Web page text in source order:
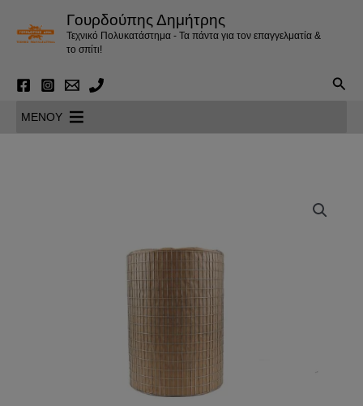
περιεχόμενο
Γουρδούπης Δημήτρης
Τεχνικό Πολυκατάστημα - Τα πάντα για τον επαγγελματία &
το σπίτι!
MENOY